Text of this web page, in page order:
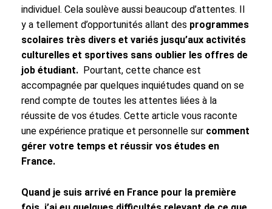
individuel. Cela soulève aussi beaucoup d’attentes. Il
y a tellement d’opportunités allant des programmes
scolaires très divers et variés jusqu’aux activités
culturelles et sportives sans oublier les offres de
job étudiant. Pourtant, cette chance est
accompagnée par quelques inquiétudes quand on se
rend compte de toutes les attentes liées à la
réussite de vos études. Cette article vous raconte
une expérience pratique et personnelle sur comment
gérer votre temps et réussir vos études en
France.
Quand je suis arrivé en France pour la première